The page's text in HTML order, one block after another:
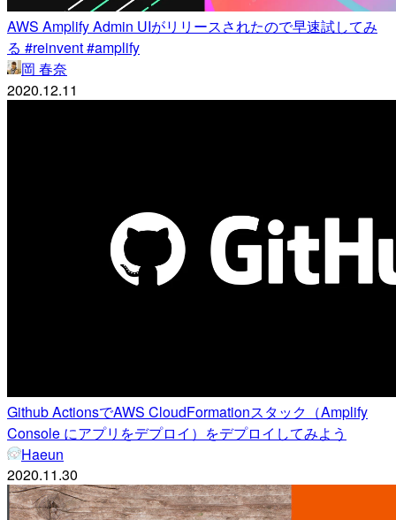
AWS Amplify Admin UIがリリースされたので早速試してみ
る #reinvent #amplify
岡 春奈
2020.12.11
Github ActionsでAWS CloudFormationスタック（Amplify
Console にアプリをデプロイ）をデプロイしてみよう
Haeun
2020.11.30